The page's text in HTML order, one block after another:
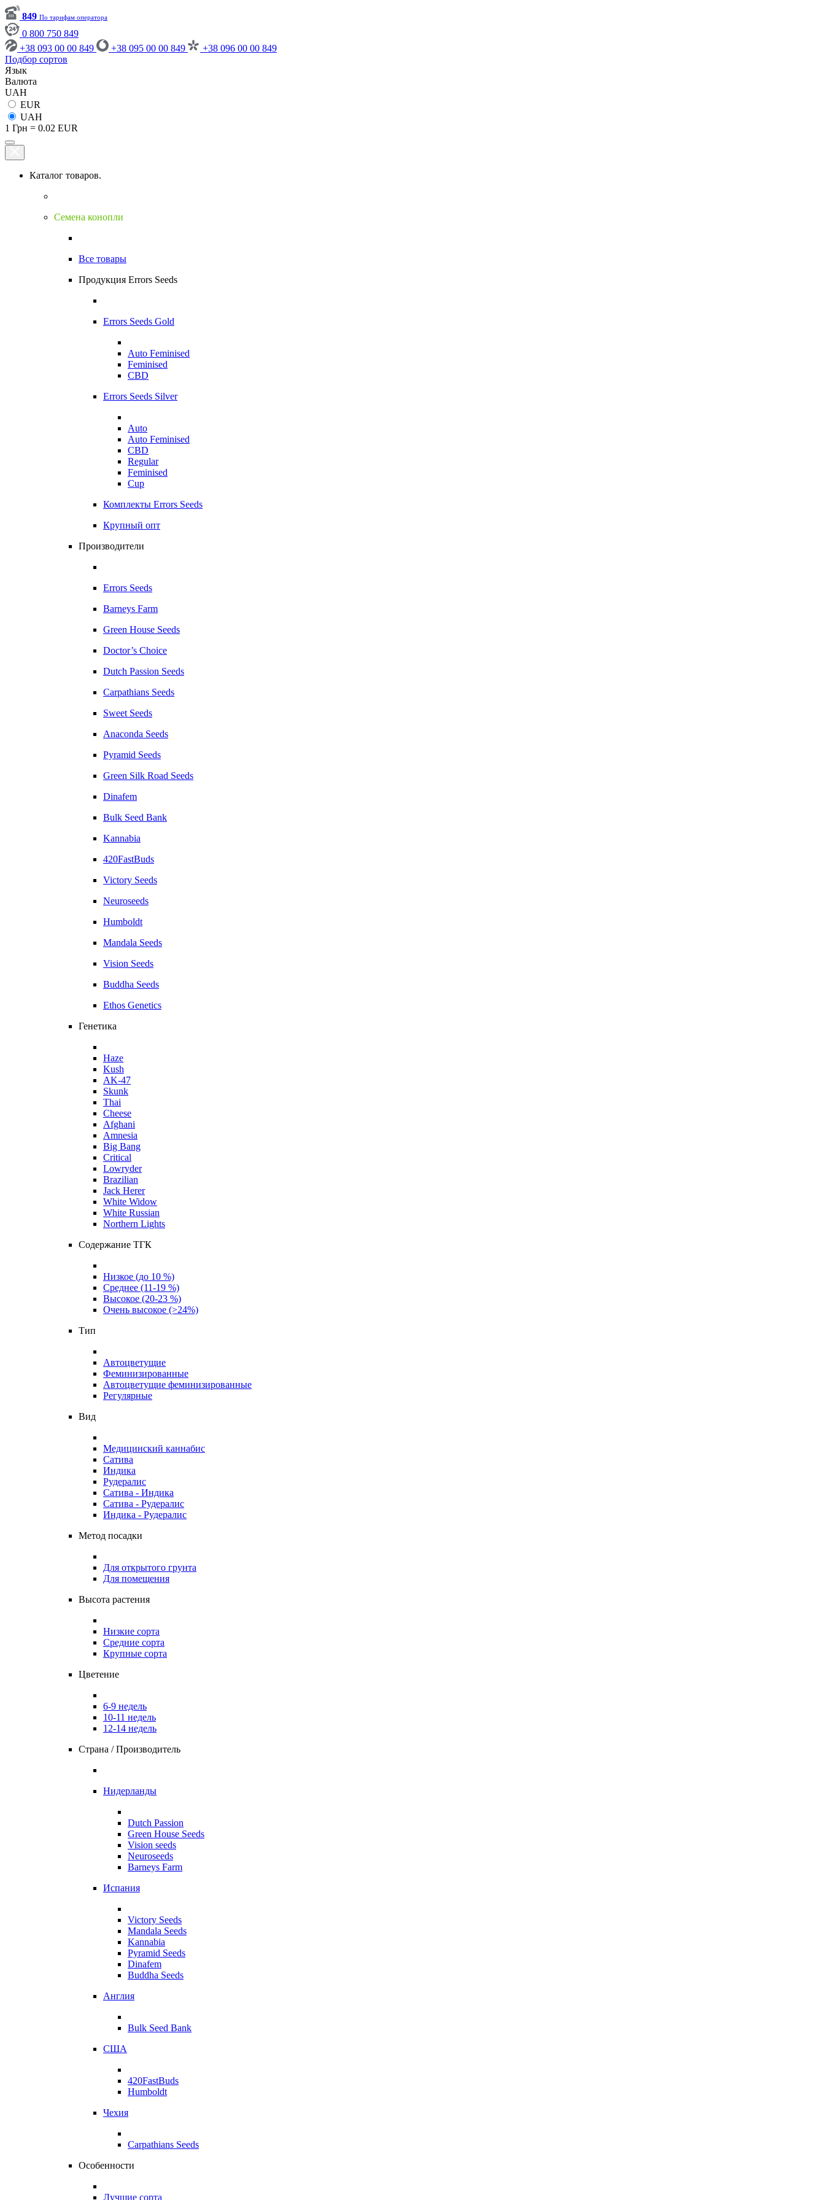
849 По тарифам оператора
0 800 750 849
+38 093 00 00 849
+38 095 00 00 849
+38 096 00 00 849
Подбор сортов
Язык
Валюта
UAH
EUR
UAH
1 Грн = 0.02 EUR
Каталог товаров.
Семена конопли
Все товары
Продукция Errors Seeds
Errors Seeds Gold
Auto Feminised
Feminised
CBD
Errors Seeds Silver
Auto
Auto Feminised
CBD
Regular
Feminised
Cup
Комплекты Errors Seeds
Крупный опт
Производители
Errors Seeds
Barneys Farm
Green House Seeds
Doctor’s Choice
Dutch Passion Seeds
Carpathians Seeds
Sweet Seeds
Anaconda Seeds
Pyramid Seeds
Green Silk Road Seeds
Dinafem
Bulk Seed Bank
Kannabia
420FastBuds
Victory Seeds
Neuroseeds
Humboldt
Mandala Seeds
Vision Seeds
Buddha Seeds
Ethos Genetics
Генетика
Haze
Kush
AK-47
Skunk
Thai
Cheese
Afghani
Amnesia
Big Bang
Critical
Lowryder
Brazilian
Jack Herer
White Widow
White Russian
Northern Lights
Содержание ТГК
Низкое (до 10 %)
Среднее (11-19 %)
Высокое (20-23 %)
Очень высокое (>24%)
Тип
Автоцветущие
Феминизированные
Автоцветущие феминизированные
Регулярные
Вид
Медицинский каннабис
Сатива
Индика
Рудералис
Сатива - Индика
Сатива - Рудералис
Индика - Рудералис
Метод посадки
Для открытого грунта
Для помещения
Высота растения
Низкие сорта
Средние сорта
Крупные сорта
Цветение
6-9 недель
10-11 недель
12-14 недель
Страна / Производитель
Нидерланды
Dutch Passion
Green House Seeds
Vision seeds
Neuroseeds
Barneys Farm
Испания
Victory Seeds
Mandala Seeds
Kannabia
Pyramid Seeds
Dinafem
Buddha Seeds
Англия
Bulk Seed Bank
США
420FastBuds
Humboldt
Чехия
Carpathians Seeds
Особенности
Лучшие сорта